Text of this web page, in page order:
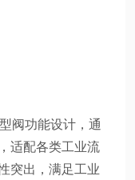
阀功能设计，通
适配各类工业流
突出，满足工业